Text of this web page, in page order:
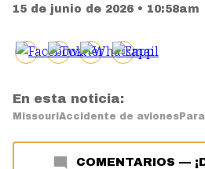
15 de junio de 2026 • 10:58am
En esta noticia:
MissouriAccidente de aviones
COMENTARIOS —